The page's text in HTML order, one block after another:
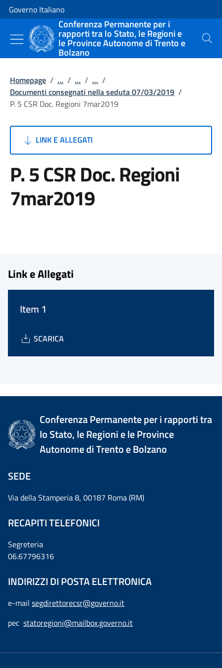
Vai al contenuto
Vai alla navigazione del sito
Governo Italiano
Conferenza Permanente per i
rapporti tra lo Stato, le Regioni e
le Province Autonome di Trento e
Bolzano
Cerca
Homepage / ... / ... / ... /
Documenti consegnati nella seduta 07/03/2019 /
P. 5 CSR Doc. Regioni 7mar2019
LINK E ALLEGATI
P. 5 CSR Doc. Regioni
7mar2019
Link e Allegati
Item 1
SCARICA
Conferenza Permanente per i rapporti tra
lo Stato, le Regioni e le Province
Autonome di Trento e Bolzano
SEDE
Via della Stamperia 8, 00187 Roma (RM)
RECAPITI TELEFONICI
Segreteria
06.67796316
INDIRIZZI DI POSTA ELETTRONICA
e-mail segdirettorecsr@governo.it
pec statoregioni@mailbox.governo.it